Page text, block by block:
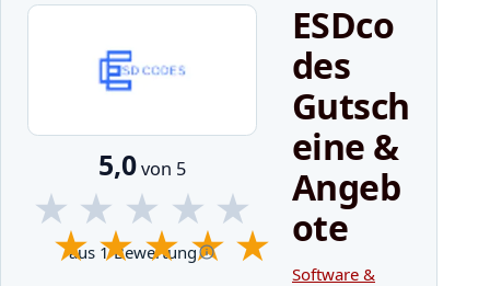
5,0von 5
★
★
★
★
★
★
★
★
★
★
aus 1 Bewertung
ESDco
des
Gutsch
eine &
Angeb
ote
Software &